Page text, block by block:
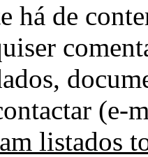
há de
(e-
listados